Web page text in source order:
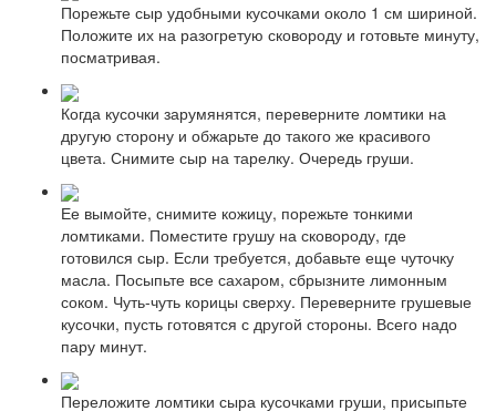
Порежьте сыр удобными кусочками около 1 см шириной.
Положите их на разогретую сковороду и готовьте минуту,
посматривая.
Когда кусочки зарумянятся, переверните ломтики на
другую сторону и обжарьте до такого же красивого
цвета. Снимите сыр на тарелку. Очередь груши.
Ее вымойте, снимите кожицу, порежьте тонкими
ломтиками. Поместите грушу на сковороду, где
готовился сыр. Если требуется, добавьте еще чуточку
масла. Посыпьте все сахаром, сбрызните лимонным
соком. Чуть-чуть корицы сверху. Переверните грушевые
кусочки, пусть готовятся с другой стороны. Всего надо
пару минут.
Переложите ломтики сыра кусочками груши, присыпьте